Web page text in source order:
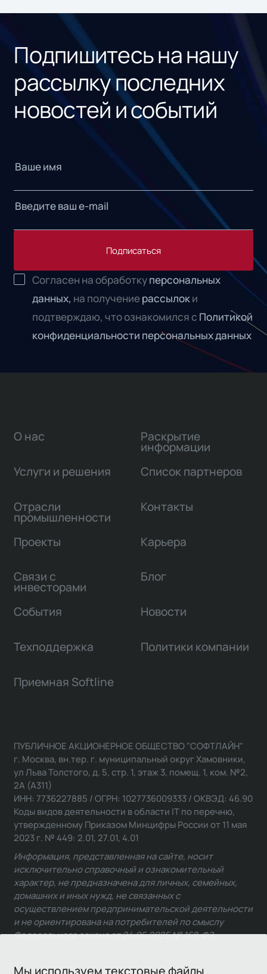
Подпишитесь на нашу
рассылку последних
новостей и событий
Подписаться
Согласен на обработкуперсональных
данных, на получениерассылоки
подтверждаю, что ознакомился с Политикой
конфиденциальности персональных данных
Мы используем текстовые файлы
О нас
Услуги и решения
Отрасли
промышленности
Проекты
Связи с
инвесторами
Раскрытие
информации
Список партнеров
Контакты
Карьера
Блог
События Новости
Техподдержка Политики компании
Приемная Softline
ПУБЛИЧНОЕ АКЦИОНЕРНОЕ ОБЩЕСТВО "СОФТЛАЙН"
г. Москва, вн.тер. г. муниципальный округ Хамовники,
ул Льва Толстого, д. 5, стр. 1, этаж 3, помещ. 1, ком. №2,
2А (А311)
ИНН: 7736227885 / ОГРН: 1027736009333 / ОКВЭД: 46.90
Коды видов деятельности в области IT по перечню,
утвержденному Приказом Минцифры России от 11 мая
2023 г. № 449: 2.01, 27.01, 4.01
Информация, представленная на сайте, носит
исключительно справочный и ознакомительный
характер, не предназначена для личных, семейных,
домашних и иных нужд, не связанных с
осуществлением предпринимательской деятельности
и не ориентирована на потребителей по смыслу
Федерального закона от 24.06.2025 № 168-ФЗ.